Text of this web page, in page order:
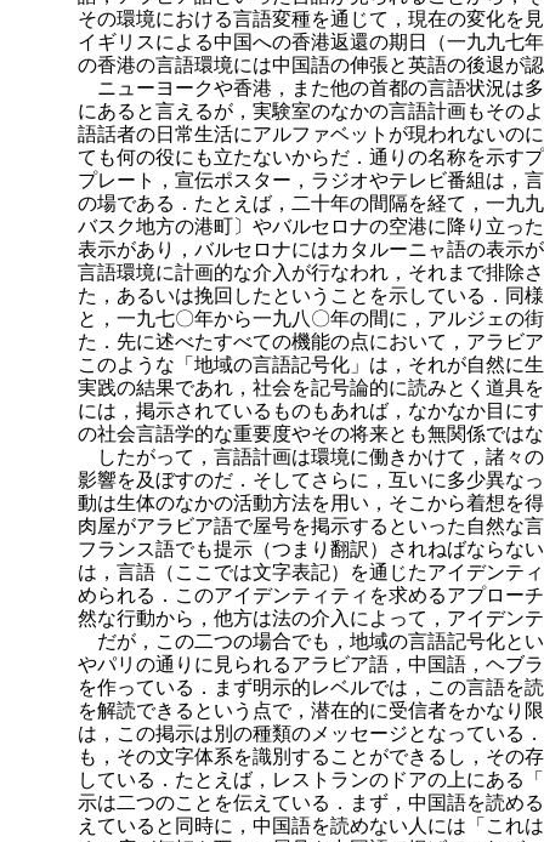
その環境における言語変種を通じて，現在の変化を
イギリスによる中国への香港返還の期日（一九九七
の香港の言語環境には中国語の伸張と英語の後退が
ニューヨークや香港，また他の首都の言語状況は
にあると言えるが，実験室のなかの言語計画もその
語話者の日常生活にアルファベットが現われないの
ても何の役にも立たないからだ．通りの名称を示す
プレート，宣伝ポスター，ラジオやテレビ番組は，
の場である．たとえば，二十年の間隔を経て，一九
バスク地方の港町〕やバルセロナの空港に降り立っ
表示があり，バルセロナにはカタルーニャ語の表示
言語環境に計画的な介入が行なわれ，それまで排除
た，あるいは挽回したということを示している．同
と，一九七〇年から一九八〇年の間に， アルジェの
た．先に述べたすべての機能の点において，アラビ
このような「地域の言語記号化」は，それが自然に
実践の結果であれ，社会を記号論的に読みとく道具
には，掲示されているものもあれば，なかなか目に
の社会言語学的な重要度やその将来とも無関係では
したがって，言語計画は環境に働きかけて，諸々
影響を及ぼすのだ．そしてさらに，互いに多少異な
動は生体のなかの活動方法を用い，そこから着想を
肉屋がアラビア語で屋号を掲示するといった自然な
フランス語でも提示（つまり翻訳）されねばならな
は，言語（ここでは文字表記）を通じたアイデンテ
められる．このアイデンティティを求めるアプロー
然な行動から，他方は法の介入によって，アイデン
だが，この二つの場合でも，地域の言語記号化と
やパリの通りに見られるアラビア語，中国語，ヘブ
を作っている．まず明示的レベルでは，この言語を
を解読できるという点で，潜在的に受信者をかなり
は，この掲示は別の種類のメッセージとなっている
も，その文字体系を識別することができるし，その
している．たとえば，レストランのドアの上にある
示は二つのことを伝えている．まず，中国語を読め
えていると同時に，中国語を読めない人には「これ